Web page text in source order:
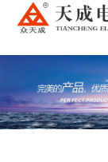
万搏体育